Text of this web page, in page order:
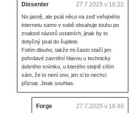
Dissenter 27.7.2025 v 16:22
No jasně, ale psát něco na zeď veřejného
internetu samo v sobě obsahuje touhu po
znalosti názorů ostatních, jinak by to
dotyčný psal do šuplete.
Fotím dlouho, takže mi často stačí jen
pohrdavé zavrtění hlavou u technicky
dobrého snímku, u kterého stejně cítím
sám, že to není ono, jen si to nechci
přiznat. Jinak souhlas.
Forge 27.7.2025 v 16:40